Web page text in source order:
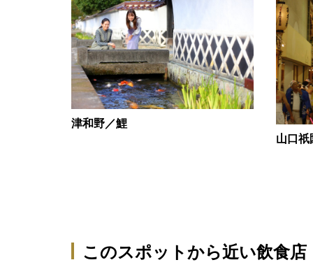
津和野／鯉
山口祇
このスポットから近い飲食店